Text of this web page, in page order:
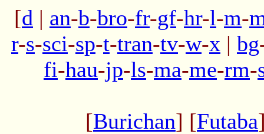
[d | an-b-bro-fr-gf-hr-l-m-
r-s-sci-sp-t-tran-tv-w-x | bg
fi-hau-jp-ls-ma-me-rm-
[Burichan] [Futaba